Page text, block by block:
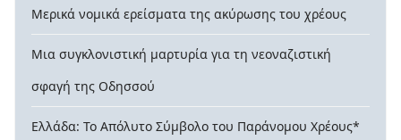
Μερικά νομικά ερείσματα της ακύρωσης του χρέους
Μια συγκλονιστική μαρτυρία για τη νεοναζιστική
σφαγή της Οδησσού
Ελλάδα: Το Απόλυτο Σύμβολο του Παράνομου Χρέους*